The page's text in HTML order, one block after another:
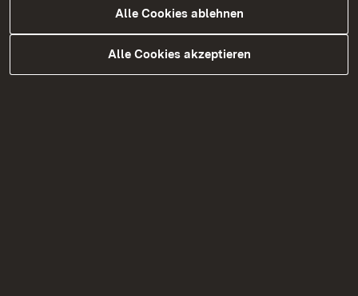
Alle Cookies ablehnen
Alle Cookies akzeptieren